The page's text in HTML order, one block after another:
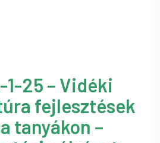
1-25 – Vidéki
fejlesztések
tanyákon –